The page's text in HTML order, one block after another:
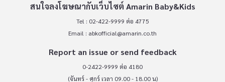
สนใจลงโฆษณากับเว็บไซต์ Amarin Baby&Kids
Tel : 02-422-9999 ต่อ 4775
Email : abkofficial@amarin.co.th
Report an issue or send feedback
0-2422-9999 ต่อ 4180
(จันทร์ - ศุกร์ เวลา 09.00 - 18.00 น)